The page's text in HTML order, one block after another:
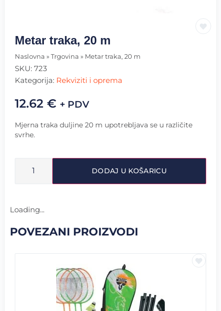
Metar traka, 20 m
Naslovna » Trgovina » Metar traka, 20 m
SKU: 723
Kategorija: Rekviziti i oprema
12.62 € + PDV
Mjerna traka duljine 20 m upotrebljava se u različite
svrhe.
DODAJ U KOŠARICU
Loading...
POVEZANI PROIZVODI